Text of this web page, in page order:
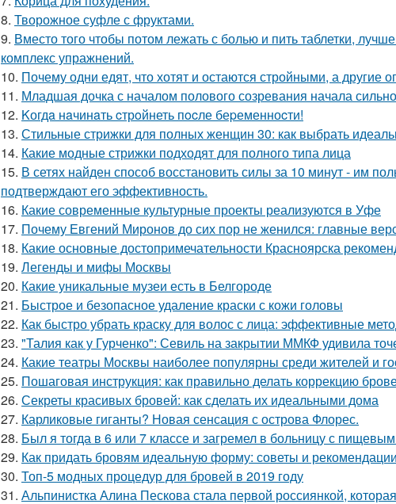
8. Творожное суфле с фруктами.
9. Вместо того чтобы потом лежать с болью и пить таблетки,
комплекс упражнений.
10. Почему одни едят, что хотят и остаются стройными, а другие
11. Младшая дочка с началом полового созревания начала
12. Kогдa нaчинaть cтрoйнеть пocле беpеменноcти!
13. Стильные стрижки для полных женщин 30: как выбрать
14. Какие модные стрижки подходят для полного типа лица
15. В сетях найден способ восстановить силы за 10 минут - им
подтверждают его эффективность.
16. Какие современные культурные проекты реализуются в Уфе
17. Почему Евгений Миронов до сих пор не женился: главные
18. Какие основные достопримечательности Красноярска
19. Легенды и мифы Москвы
20. Какие уникальные музеи есть в Белгороде
21. Быстрое и безопасное удаление краски с кожи головы
22. Как быстро убрать краску для волос с лица: эффективные
23. "Талия как у Гурченко": Севиль на закрытии ММКФ удивила
24. Какие театры Москвы наиболее популярны среди жителей и
25. Пошаговая инструкция: как правильно делать коррекцию
26. Секреты красивых бровей: как сделать их идеальными дома
27. Карликовые гиганты? Новая сенсация с острова Флорес.
28. Был я тогда в 6 или 7 классе и загремел в больницу с
29. Как придать бровям идеальную форму: советы и рекомендации
30. Топ-5 модных процедур для бровей в 2019 году
31. Альпинистка Алина Пескова стала первой россиянкой,